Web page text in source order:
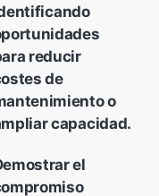
reducir
de
o
capacidad.
el